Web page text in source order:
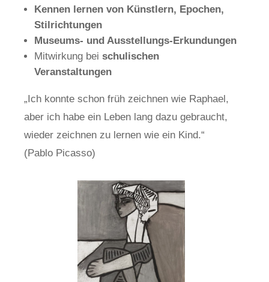
Kennen lernen von Künstlern, Epochen,
Stilrichtungen
Museums- und Ausstellungs-Erkundungen
Mitwirkung bei schulischen
Veranstaltungen
„Ich konnte schon früh zeichnen wie Raphael,
aber ich habe ein Leben lang dazu gebraucht,
wieder zeichnen zu lernen wie ein Kind.“
(Pablo Picasso)